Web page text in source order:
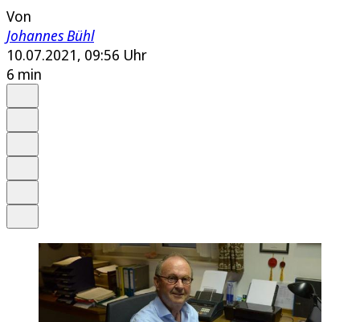
Von
Johannes Bühl
10.07.2021, 09:56 Uhr
6 min